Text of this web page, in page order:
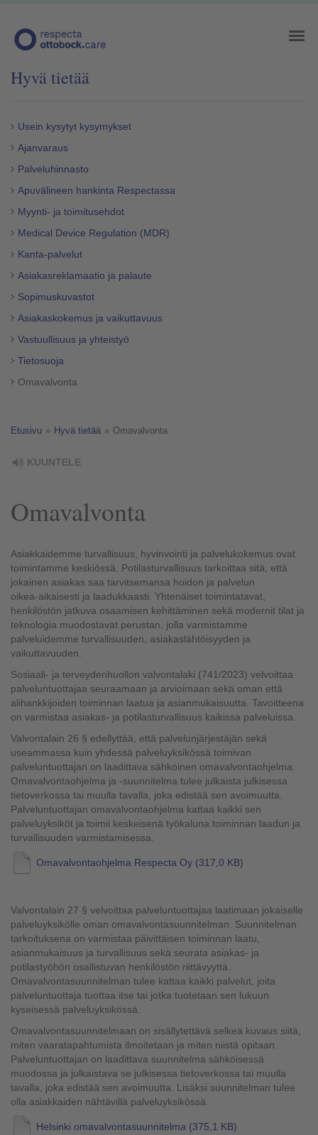
Hyvä tietää
Usein kysytyt kysymykset
Ajanvaraus
Palveluhinnasto
Apuvälineen hankinta Respectassa
Myynti- ja toimitusehdot
Medical Device Regulation (MDR)
Kanta-palvelut
Asiakasreklamaatio ja palaute
Sopimuskuvastot
Asiakaskokemus ja vaikuttavuus
Vastuullisuus ja yhteistyö
Tietosuoja
Omavalvonta
Etusivu » Hyvä tietää » Omavalvonta
KUUNTELE
Omavalvonta
Asiakkaidemme turvallisuus, hyvinvointi ja palvelukokemus ovat
toimintamme keskiössä. Potilasturvallisuus tarkoittaa sitä, että
jokainen asiakas saa tarvitsemansa hoidon ja palvelun
oikea‑aikaisesti ja laadukkaasti. Yhtenäiset toimintatavat,
henkilöstön jatkuva osaamisen kehittäminen sekä modernit tilat ja
teknologia muodostavat perustan, jolla varmistamme
palveluidemme turvallisuuden, asiakaslähtöisyyden ja
vaikuttavuuden.
Sosiaali‑ ja terveydenhuollon valvontalaki (741/2023) velvoittaa
palveluntuottajaa seuraamaan ja arvioimaan sekä oman että
alihankkijoiden toiminnan laatua ja asianmukaisuutta. Tavoitteena
on varmistaa asiakas- ja potilasturvallisuus kaikissa palveluissa.
Valvontalain 26 § edellyttää, että palvelunjärjestäjän sekä
useammassa kuin yhdessä palveluyksikössä toimivan
palveluntuottajan on laadittava sähköinen omavalvontaohjelma.
Omavalvontaohjelma ja -suunnitelma tulee julkaista julkisessa
tietoverkossa tai muulla tavalla, joka edistää sen avoimuutta.
Palveluntuottajan omavalvontaohjelma kattaa kaikki sen
palveluyksiköt ja toimii keskeisenä työkaluna toiminnan laadun ja
turvallisuuden varmistamisessa.
Omavalvontaohjelma Respecta Oy (317,0 KB)
Valvontalain 27 § velvoittaa palveluntuottajaa laatimaan jokaiselle
palveluyksikölle oman omavalvontasuunnitelman. Suunnitelman
tarkoituksena on varmistaa päivittäisen toiminnan laatu,
asianmukaisuus ja turvallisuus sekä seurata asiakas- ja
potilastyöhön osallistuvan henkilöstön riittävyyttä.
Omavalvontasuunnitelman tulee kattaa kaikki palvelut, joita
palveluntuottaja tuottaa itse tai jotka tuotetaan sen lukuun
kyseisessä palveluyksikössä.
Omavalvontasuunnitelmaan on sisällytettävä selkeä kuvaus siitä,
miten vaaratapahtumista ilmoitetaan ja miten niistä opitaan.
Palveluntuottajan on laadittava suunnitelma sähköisessä
muodossa ja julkaistava se julkisessa tietoverkossa tai muulla
tavalla, joka edistää sen avoimuutta. Lisäksi suunnitelman tulee
olla asiakkaiden nähtävillä palveluyksikössä.
Helsinki omavalvontasuunnitelma (375,1 KB)